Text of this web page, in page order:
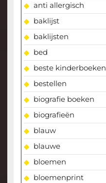
anti allergisch
baklijst
baklijsten
bed
beste kinderboeken
bestellen
biografie boeken
biografieën
blauw
blauwe
bloemen
bloemenprint